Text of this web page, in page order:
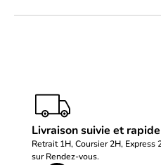
Livraison suivie et rapide
Retrait 1H, Coursier 2H,
sur Rendez-vous.